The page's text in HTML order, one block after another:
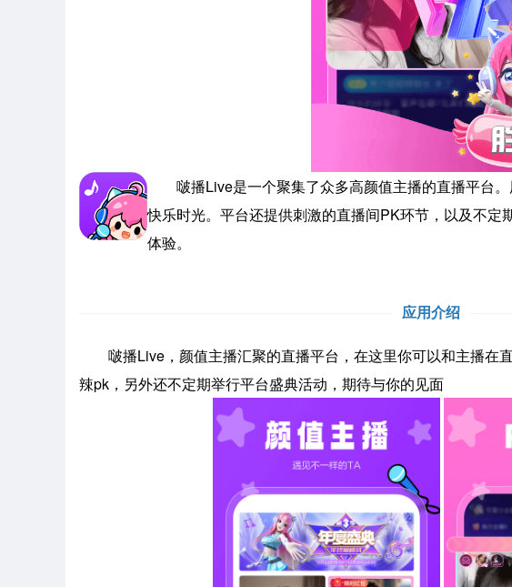
啵播Live是一个聚集了众多高颜值主播的直播平台。
快乐时光。平台还提供刺激的直播间PK环节，以及不
体验。
应用介绍
啵播Live，颜值主播汇聚的直播平台，在这里你可以和主播在
辣pk，另外还不定期举行平台盛典活动，期待与你的见面